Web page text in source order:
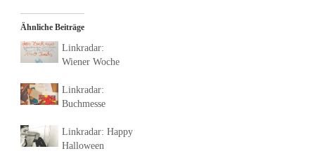
Ähnliche Beiträge
Linkradar:
Wiener Woche
Linkradar:
Buchmesse
Linkradar: Happy
Halloween